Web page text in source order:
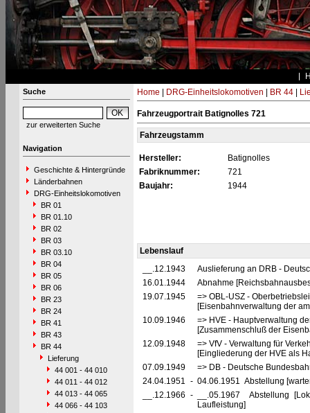
Suche
zur erweiterten Suche
Navigation
Geschichte & Hintergründe
Länderbahnen
DRG-Einheitslokomotiven
BR 01
BR 01.10
BR 02
BR 03
BR 03.10
BR 04
BR 05
BR 06
BR 23
BR 24
BR 41
BR 43
BR 44
Lieferung
44 001 - 44 010
44 011 - 44 012
44 013 - 44 065
44 066 - 44 103
Home DRG-Einheitslokomotiven BR 44|
Fahrzeugportrait Batignolles 721
Fahrzeugstamm
Hersteller:
Batignolles
Fabriknummer:
721
Baujahr:
1944
Lebenslauf
__.12.1943
Auslieferung an DRB -
16.01.1944
Abnahme
19.07.1945
=> OBL-USZ -
[Eisenbahnverwaltung der
10.09.1946
=> HVE - Hauptverwaltung
[Zusammenschluß der
12.09.1948
=> VfV - Verwaltung für
[Eingliederung der HVE als
07.09.1949
=> DB - Deutsche
24.04.1951 - 04.06.1951 Abstellung
__.12.1966 -
__.05.1967 Abstellung
Laufleistung]